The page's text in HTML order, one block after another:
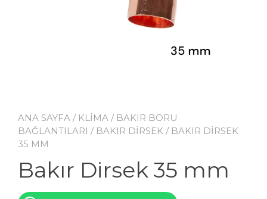
ANA SAYFA / KLİMA / BAKIR BORU
BAĞLANTILARI / BAKIR DİRSEK / BAKIR DIRSEK
35 MM
Bakır Dirsek 35 mm